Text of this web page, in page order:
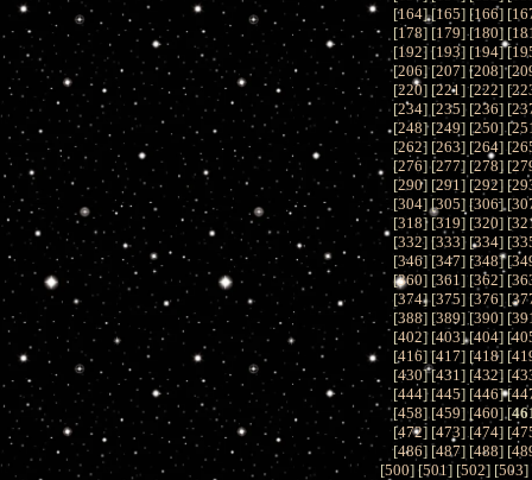
[164] [165] [166] [
[178] [179] [180] [
[192] [193] [194] [
[206] [207] [208] [
[220] [221] [222] [
[234] [235] [236] [
[248] [249] [250] [
[262] [263] [264] [
[276] [277] [278] [
[290] [291] [292] [
[304] [305] [306] [
[318] [319] [320] [
[332] [333] [334] [
[346] [347] [348] [
[360] [361] [362] [
[374] [375] [376] [
[388] [389] [390] [
[402] [403] [404] [
[416] [417] [418] [
[430] [431] [432] [
[444] [445] [446] [
[458] [459] [460] [
[472] [473] [474] [
[486] [487] [488] [
[500] [501] [502] [503]